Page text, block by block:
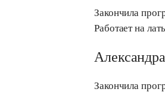
Закончила
Работает на
Закончила